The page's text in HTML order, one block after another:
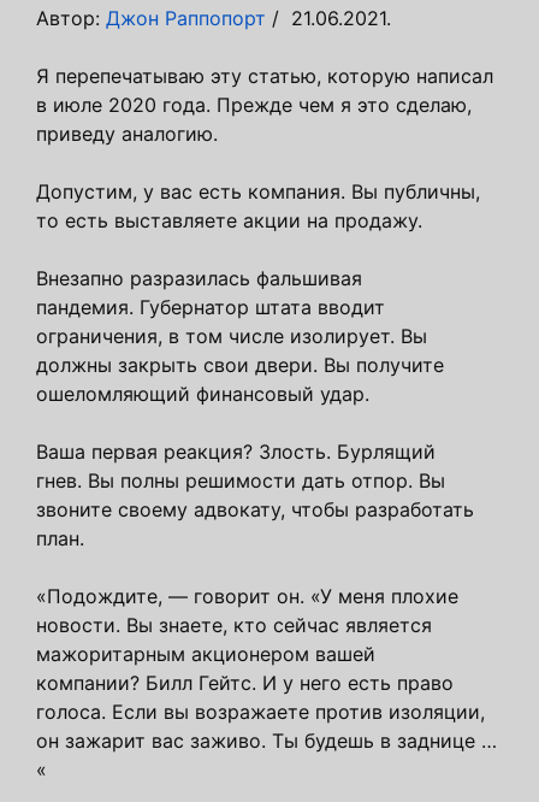
Автор: Джон Раппопорт / 21.06.2021.
Я перепечатываю эту статью, которую написал
в июле 2020 года. Прежде чем я это сделаю,
приведу аналогию.
Допустим, у вас есть компания. Вы публичны,
то есть выставляете акции на продажу.
Внезапно разразилась фальшивая
пандемия. Губернатор штата вводит
ограничения, в том числе изолирует. Вы
должны закрыть свои двери. Вы получите
ошеломляющий финансовый удар.
Ваша первая реакция? Злость. Бурлящий
гнев. Вы полны решимости дать отпор. Вы
звоните своему адвокату, чтобы разработать
план.
«Подождите, — говорит он. «У меня плохие
новости. Вы знаете, кто сейчас является
мажоритарным акционером вашей
компании? Билл Гейтс. И у него есть право
голоса. Если вы возражаете против изоляции,
он зажарит вас заживо. Ты будешь в заднице …
«